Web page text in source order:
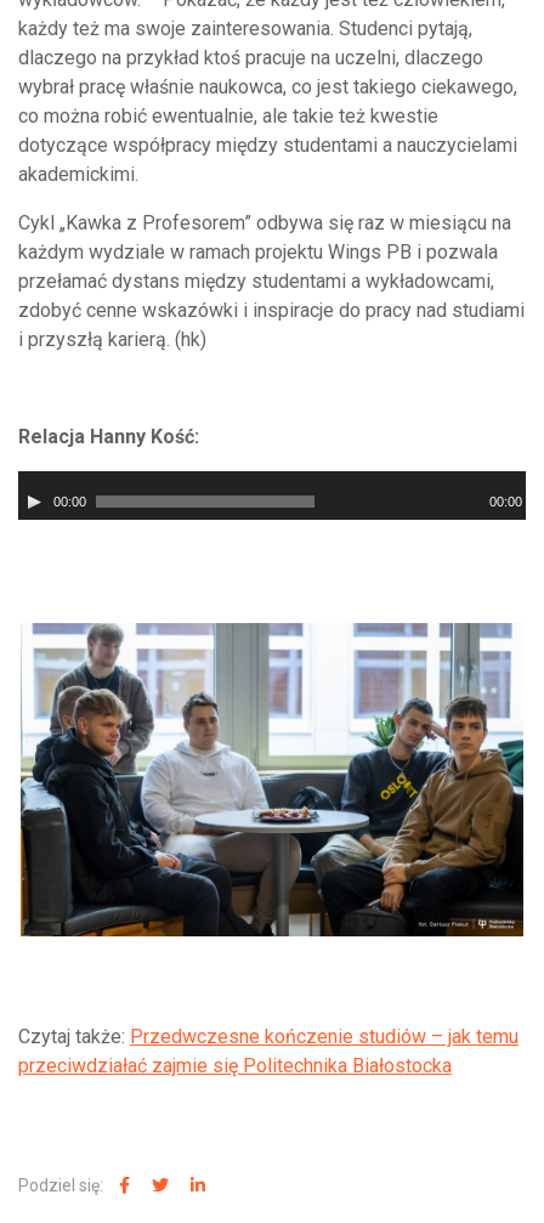
każdy też ma swoje zainteresowania. Studenci pytają,
dlaczego na przykład ktoś pracuje na uczelni, dlaczego
wybrał pracę właśnie naukowca, co jest takiego ciekawego,
co można robić ewentualnie, ale takie też kwestie
dotyczące współpracy między studentami a nauczycielami
akademickimi.
Cykl „Kawka z Profesorem” odbywa się raz w miesiącu na
każdym wydziale w ramach projektu Wings PB i pozwala
przełamać dystans między studentami a wykładowcami,
zdobyć cenne wskazówki i inspiracje do pracy nad studiami
i przyszłą karierą. (hk)
Relacja Hanny Kość:
plików00:00 00:00
Czytaj także: Przedwczesne kończenie studiów – jak temu
przeciwdziałać zajmie się Politechnika Białostocka
Podziel się: